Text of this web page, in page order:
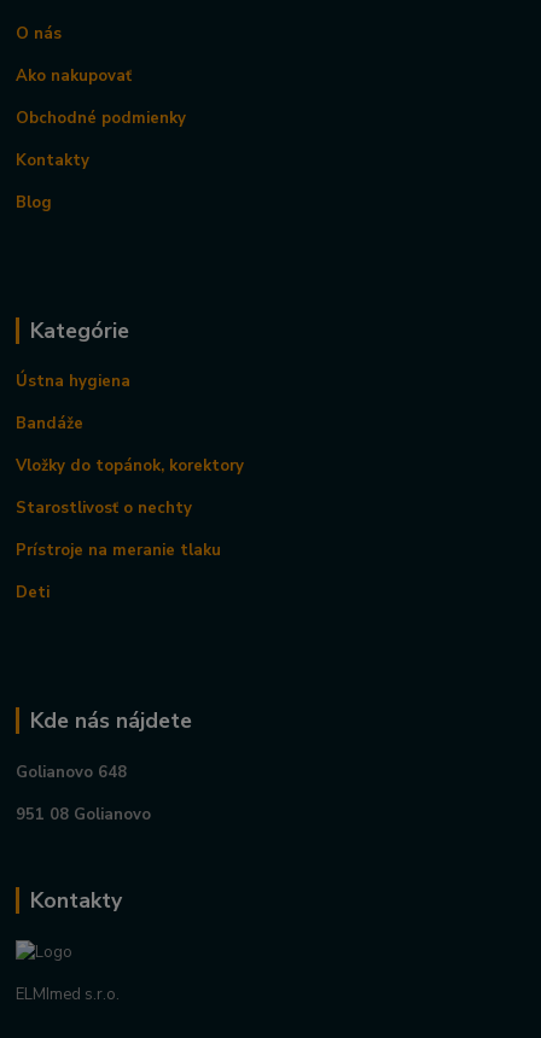
O nás
Ako nakupovať
Obchodné podmienky
Kontakty
Blog
Kategórie
Ústna hygiena
Bandáže
Vložky do topánok, korektory
Starostlivosť o nechty
Prístroje na meranie tlaku
Deti
Kde nás nájdete
Golianovo 648
951 08 Golianovo
Kontakty
ELMImed s.r.o.